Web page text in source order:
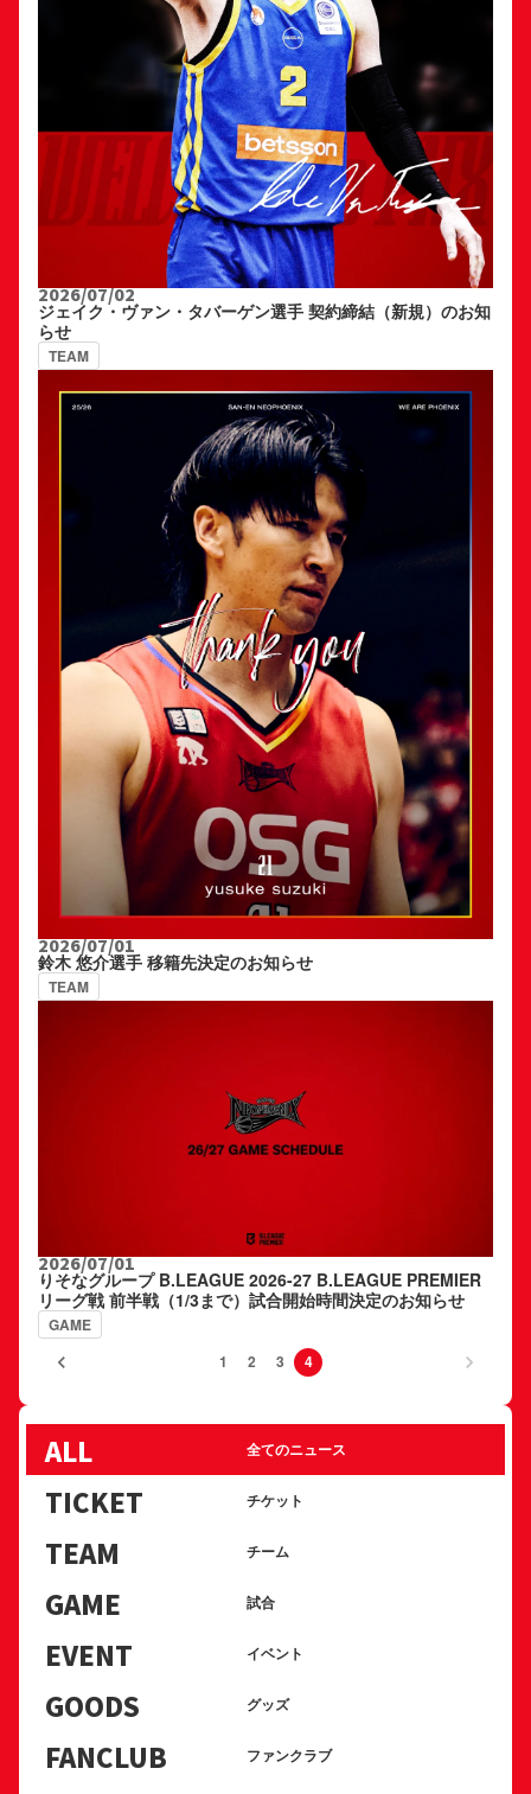
2026/07/02
ジェイク・ヴァン・タバーゲン選手 契約締結（新規）のお知
らせ
TEAM
2026/07/01
鈴木 悠介選手 移籍先決定のお知らせ
TEAM
2026/07/01
りそなグループ B.LEAGUE 2026-27 B.LEAGUE PREMIER
リーグ戦 前半戦（1/3まで）試合開始時間決定のお知らせ
GAME
keyboard_arrow_left 1 2 3 4 keyboard_arrow_right
ALL 全てのニュース
TICKET チケット
TEAM チーム
GAME 試合
EVENT イベント
GOODS グッズ
FANCLUB ファンクラブ